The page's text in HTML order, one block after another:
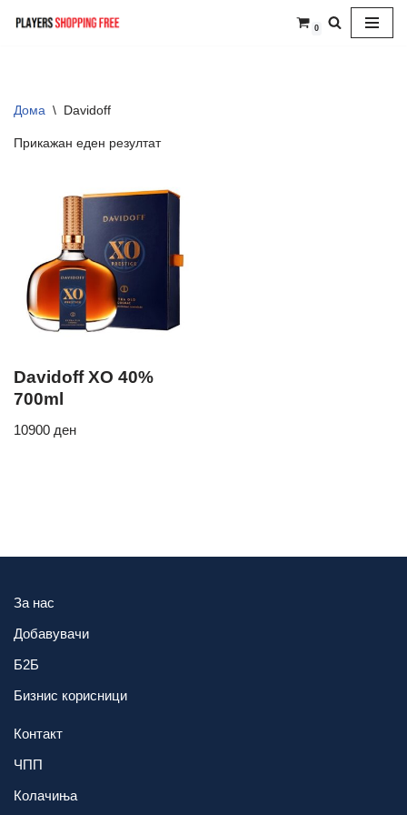
0
Дома \ Davidoff
Прикажан еден резултат
Davidoff XO 40%
700ml
10900 ден
За нас
Добавувачи
Б2Б
Бизнис корисници
Контакт
ЧПП
Колачиња